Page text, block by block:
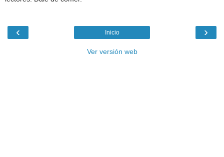
‹ ›
Inicio
Ver versión web